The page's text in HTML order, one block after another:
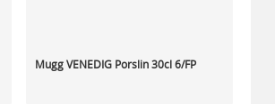
Mugg VENEDIG Porslin 30cl 6/FP